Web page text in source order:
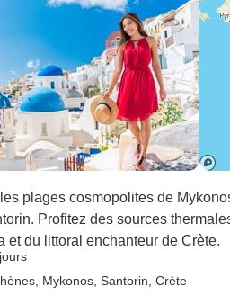
plages cosmopolites de
Profitez des sources
et du littoral enchanteur de Crète.
, Mykonos , Santorin , Crète